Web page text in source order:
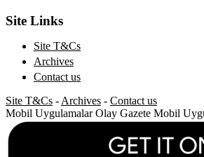
Site Links
Site T&Cs
Archives
Contact us
Site T&Cs - Archives - Contact us
Mobil Uygulamalar Olay Gazete Mobil